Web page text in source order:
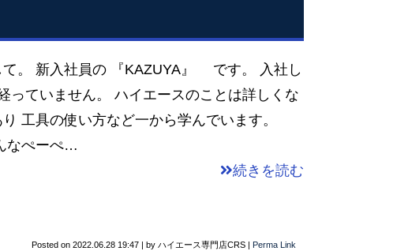
て。 新入社員の 『KAZUYA』 です。 入社し
っていません。 ハイエースのことは詳しくな
工具の使い方など一から学んでいます。
なぺーぺ…
続きを読む
Posted on 2022.06.28 19:47 by ハイエース専門店CRS Perma Link